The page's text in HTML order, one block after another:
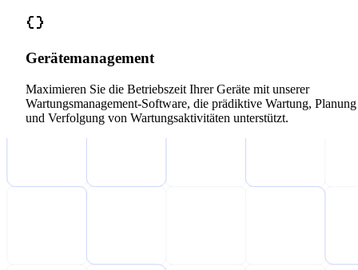
Gerätemanagement
Maximieren Sie die Betriebszeit Ihrer Geräte mit unserer
Wartungsmanagement-Software, die prädiktive Wartung, Planung
und Verfolgung von Wartungsaktivitäten unterstützt.